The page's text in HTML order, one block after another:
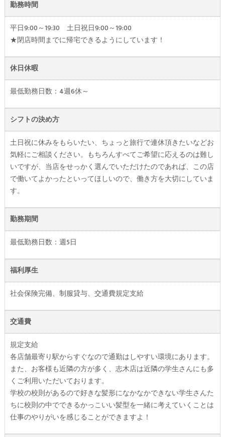
勤務時間
平日9:00～19:30 土日祝日9:00～19:00
★閉店時間までに帰宅できるようにしています！
休日休暇
最低勤務日数：4週6休～
シフトの決め方
土日祝に休みをもらいたい、ちょっと旅行で連休頂きたいなどお
気軽にご相談ください。もちろんすべてご希望に応えるのは難し
いですが、当店をせっかく選んでいただけたのであれば、この店
で働いてよかったといってほしいので、働き方を大切にしていま
す。
勤務期間
最低勤務日数：週5日
福利厚生
社会保険完備、制服貸与、交通費規定支給
交通費
規定支給
各店舗最寄り駅からすぐなので通勤はしやすい環境にあります。
また、お客様も近隣の方が多く、志木店は近隣の学生さんにも多
くご利用いただいております。
学校の校則があるので好きな髪形になかなかできない学生さんた
ちに校則の中でできるかっこいい髪型を一緒に考えていくことは
仕事のやりがいを感じることができますよ！